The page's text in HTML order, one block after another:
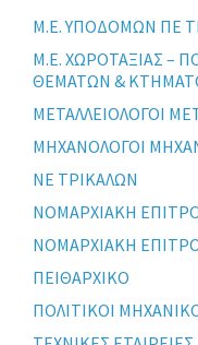
Μ.Ε. ΥΠΟΔΟΜΩΝ ΠΕ
Μ.Ε. ΧΩΡΟΤΑΞΙΑΣ –
ΘΕΜΑΤΩΝ &
ΜΕΤΑΛΛΕΙΟΛΟΓΟΙ
ΜΗΧΑΝΟΛΟΓΟΙ
ΝΕ ΤΡΙΚΑΛΩΝ
ΝΟΜΑΡΧΙΑΚΗ
ΝΟΜΑΡΧΙΑΚΗ
ΠΕΙΘΑΡΧΙΚΟ
ΠΟΛΙΤΙΚΟΙ